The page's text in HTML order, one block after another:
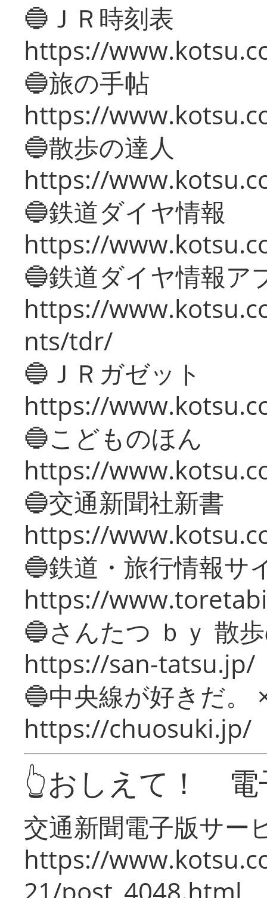
🔵ＪＲ時刻表
https://
🔵旅の手帖
https://
🔵散歩の達人
https://
🔵鉄道ダイヤ情報
https://
🔵鉄道ダイヤ情報ア
https://
nts/tdr/
🔵ＪＲガゼット
https://
🔵こどものほん
https://
🔵交通新聞社新書
https://
🔵鉄道・旅行情報サ
https://
🔵さんたつ ｂｙ 散
https://san-tatsu.jp/
🔵中央線が好きだ。
https://chuosuki.jp/
👆おしえて！ 電
交通新聞電子版サー
https://